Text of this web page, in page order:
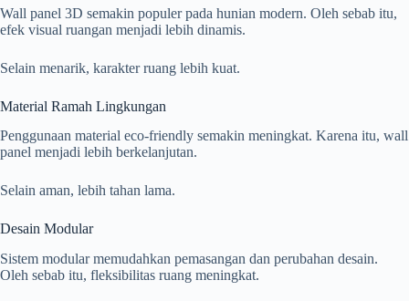
Wall panel 3D semakin populer pada hunian modern. Oleh sebab itu,
efek visual ruangan menjadi lebih dinamis.
Selain menarik, karakter ruang lebih kuat.
Material Ramah Lingkungan
Penggunaan material eco-friendly semakin meningkat. Karena itu, wall
panel menjadi lebih berkelanjutan.
Selain aman, lebih tahan lama.
Desain Modular
Sistem modular memudahkan pemasangan dan perubahan desain.
Oleh sebab itu, fleksibilitas ruang meningkat.